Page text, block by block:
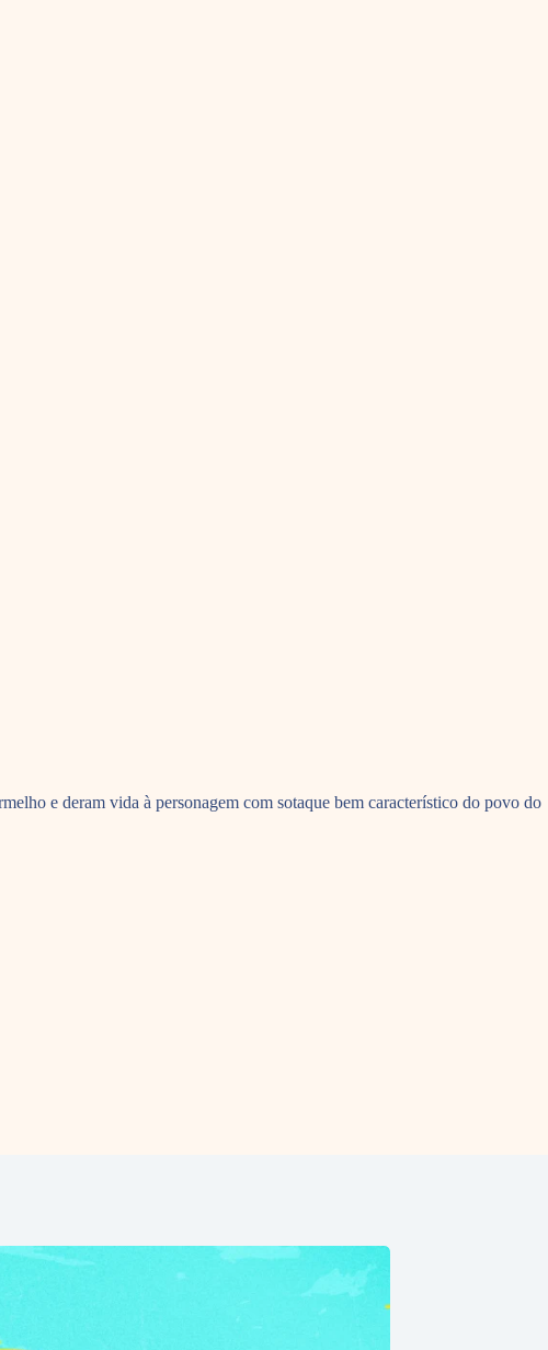
e deram vida à personagem com sotaque bem característico do povo do